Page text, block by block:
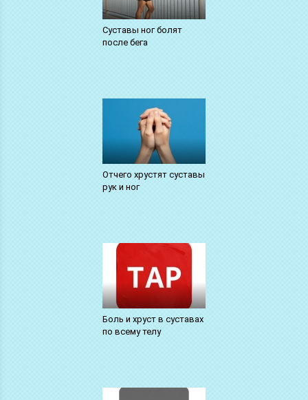
Суставы ног болят
после бега
Отчего хрустят суставы
рук и ног
Боль и хруст в суставах
по всему телу